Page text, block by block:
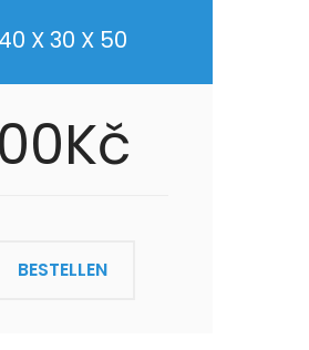
40 X 30 X 50
BESTELLEN